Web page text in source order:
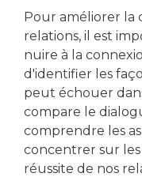
Pour améliorer la
relations, il est
nuire à la
d'identifier les
peut échouer
compare le
comprendre les
concentrer sur les
réussite de nos